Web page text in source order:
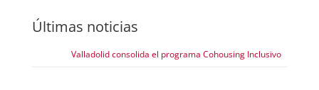
Últimas noticias
Valladolid consolida el programa Cohousing Inclusivo